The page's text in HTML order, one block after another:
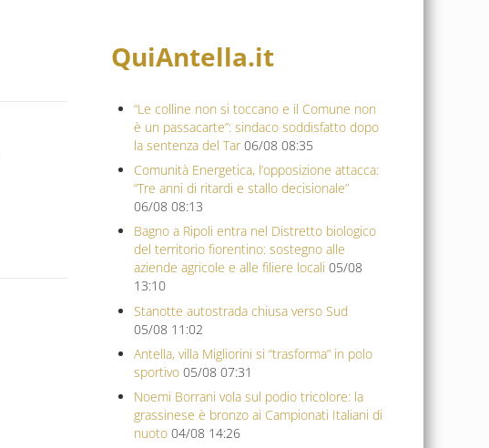
QuiAntella.it
“Le colline non si toccano e il Comune non
è un passacarte”: sindaco soddisfatto dopo
la sentenza del Tar 06/08 08:35
Comunità Energetica, l’opposizione attacca:
“Tre anni di ritardi e stallo decisionale”
06/08 08:13
Bagno a Ripoli entra nel Distretto biologico
del territorio fiorentino: sostegno alle
aziende agricole e alle filiere locali 05/08
13:10
Stanotte autostrada chiusa verso Sud
05/08 11:02
Antella, villa Migliorini si “trasforma” in polo
sportivo 05/08 07:31
Noemi Borrani vola sul podio tricolore: la
grassinese è bronzo ai Campionati Italiani di
nuoto 04/08 14:26